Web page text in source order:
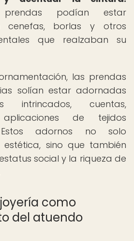
podían estar
cenefas, borlas y otros
que realzaban su
las prendas
solían estar adornadas
intrincados, cuentas,
de tejidos
Estos adornos no solo
sino que también
social y la riqueza de
como
del atuendo